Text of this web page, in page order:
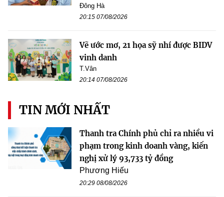
Đông Hà
20:15 07/08/2026
Vẽ ước mơ, 21 họa sỹ nhí được BIDV
vinh danh
T.Vân
20:14 07/08/2026
TIN MỚI NHẤT
Thanh tra Chính phủ chỉ ra nhiều vi
phạm trong kinh doanh vàng, kiến
nghị xử lý 93,733 tỷ đồng
Phương Hiếu
20:29 08/08/2026